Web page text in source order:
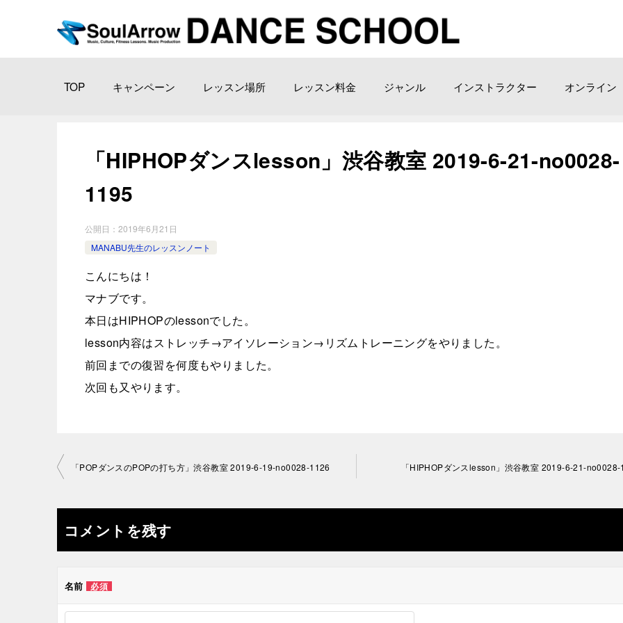
TOP キャンペーン レッスン場所 レッスン料金 ジャンル インストラクター オンライン
「HIPHOPダンスlesson」渋谷教室 2019-6-21-­no0028-
1195
公開日： 2019年6月21日
MANABU先生のレッスンノート
こんにちは！
マナブです。
本日はHIPHOPのlessonでした。
lesson内容はストレッチ→アイソレーション→リズムトレーニングをやりました。
前回までの復習を何度もやりました。
次回も又やります。
投
ナ
ビ
ゲ
ー
「POPダンスのPOPの打ち方」渋谷教室 2019-6-19-­no0028-­1126 「HIPHOPダンスlesson」渋谷教室 2019-6-21-­
コメントを残す
名前 必須